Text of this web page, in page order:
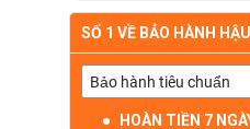
SỐ 1 VỀ BẢO HÀNH
HOÀN TIỀN 7